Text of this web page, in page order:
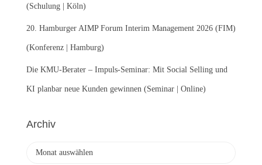
(Schulung | Köln)
20. Hamburger AIMP Forum Interim Management 2026 (FIM)
(Konferenz | Hamburg)
Die KMU-Berater – Impuls-Seminar: Mit Social Selling und
KI planbar neue Kunden gewinnen (Seminar | Online)
Archiv